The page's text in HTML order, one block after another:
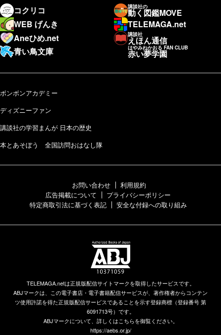
コクリコ
講談社の
動く図鑑MOVE
WEB げんき
TELEMAGA.net
Aneひめ.net
講談社
えほん通信
青い鳥文庫
はやみねかおる FAN CLUB
赤い夢学園
ボンボンアカデミー
ディズニーファン
講談社の学習まんが 日本の歴史
本とあそぼう 全国訪問おはなし隊
お問い合わせ
利用規約
広告掲載について
プライバシーポリシー
特定商取引法に基づく表記
安全な付録への取り組み
TELEMAGA.netは正規版配信サイトマークを取得したサービスです。
ABJマークは、この電子書店・電子書籍配信サービスが、著作権者からコンテン
ツ使用許諾を得た正規版配信サービスであることを示す登録商標（登録番号 第
6091713号）です。
ABJマークについて、詳しくはこちらを御覧ください。
https://aebs.or.jp/